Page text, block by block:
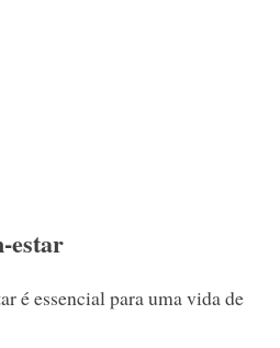
estar
é essencial para uma vida de